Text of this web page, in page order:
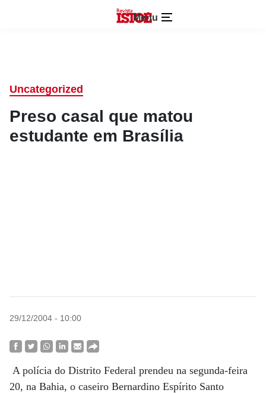
Menu
Uncategorized
Preso casal que matou
estudante em Brasília
29/12/2004 - 10:00
A polícia do Distrito Federal prendeu na segunda-feira
20, na Bahia, o caseiro Bernardino Espírito Santo